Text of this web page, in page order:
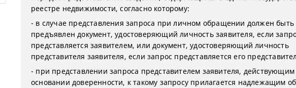
реестре недвижимости, согласно которому:
- в случае представления запроса при личном обращении должен быть
предъявлен документ, удостоверяющий личность заявителя, если
представляется заявителем, или документ, удостоверяющий личность
представителя заявителя, если запрос представляется его
- при представлении запроса представителем заявителя, действующим
основании доверенности, к такому запросу прилагается надлежащим